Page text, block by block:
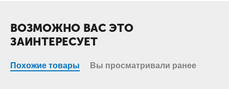
ВОЗМОЖНО ВАС ЭТО
ЗАИНТЕРЕСУЕТ
Похожие товары Вы просматривали ранее